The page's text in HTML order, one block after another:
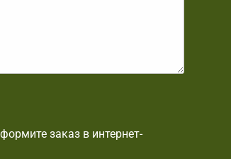
заказ в интернет-